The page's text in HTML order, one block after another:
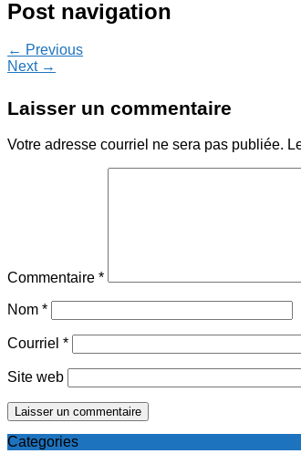
Post navigation
← Previous
Next →
Laisser un commentaire
Votre adresse courriel ne sera pas publiée.
Commentaire *
Nom *
Courriel *
Site web
Categories